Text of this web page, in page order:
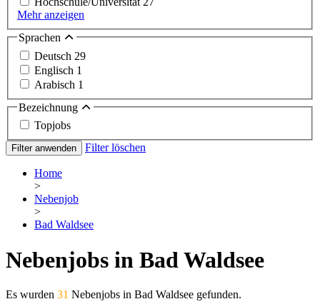
Mehr anzeigen
Sprachen
Deutsch 29
Englisch 1
Arabisch 1
Bezeichnung
Topjobs
Filter anwenden Filter löschen
Home
>
Nebenjob
>
Bad Waldsee
Nebenjobs in Bad Waldsee
Es wurden 31 Nebenjobs in Bad Waldsee gefunden.